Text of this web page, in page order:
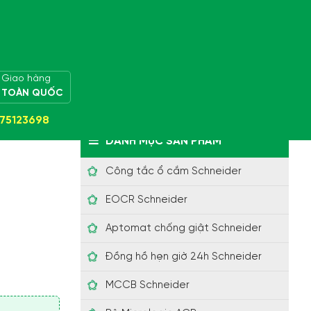
Giao hàng
TOÀN QUỐC
DANH MỤC SẢN PHẨM
Công tắc ổ cắm Schneider
EOCR Schneider
Aptomat chống giật Schneider
Đồng hồ hẹn giờ 24h Schneider
MCCB Schneider